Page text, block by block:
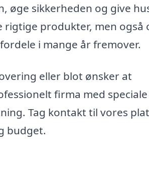
sikkerheden og give
produkter, men også
i mange år fremover.
eller blot ønsker at
firma med speciale
Tag kontakt til vores
budget.